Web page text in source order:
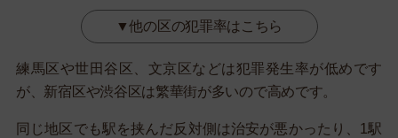
▼他の区の犯罪率はこちら
練馬区や世田谷区、文京区などは犯罪発生率が低めです
が、新宿区や渋谷区は繁華街が多いので高めです。
同じ地区でも駅を挟んだ反対側は治安が悪かったり、1駅